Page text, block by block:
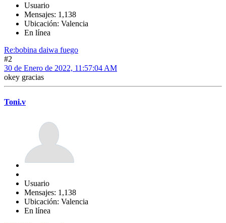
Usuario
Mensajes: 1,138
Ubicación: Valencia
En línea
Re:bobina daiwa fuego
#2
30 de Enero de 2022, 11:57:04 AM
okey gracias
Toni.v
Usuario
Mensajes: 1,138
Ubicación: Valencia
En línea